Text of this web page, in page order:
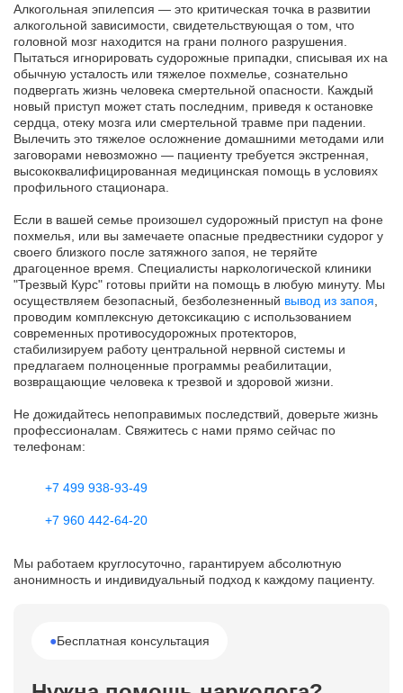
Алкогольная эпилепсия — это критическая точка в развитии
алкогольной зависимости, свидетельствующая о том, что
головной мозг находится на грани полного разрушения.
Пытаться игнорировать судорожные припадки, списывая их на
обычную усталость или тяжелое похмелье, сознательно
подвергать жизнь человека смертельной опасности. Каждый
новый приступ может стать последним, приведя к остановке
сердца, отеку мозга или смертельной травме при падении.
Вылечить это тяжелое осложнение домашними методами или
заговорами невозможно — пациенту требуется экстренная,
высококвалифицированная медицинская помощь в условиях
профильного стационара.
Если в вашей семье произошел судорожный приступ на фоне
похмелья, или вы замечаете опасные предвестники судорог у
своего близкого после затяжного запоя, не теряйте
драгоценное время. Специалисты наркологической клиники
"Трезвый Курс" готовы прийти на помощь в любую минуту. Мы
осуществляем безопасный, безболезненный вывод из запоя
проводим комплексную детоксикацию с использованием
современных противосудорожных протекторов,
стабилизируем работу центральной нервной системы и
предлагаем полноценные программы реабилитации,
возвращающие человека к трезвой и здоровой жизни.
Не дожидайтесь непоправимых последствий, доверьте жизнь
профессионалам. Свяжитесь с нами прямо сейчас по
телефонам:
+7 499 938-93-49
+7 960 442-64-20
Мы работаем круглосуточно, гарантируем абсолютную
анонимность и индивидуальный подход к каждому пациенту.
●Бесплатная консультация